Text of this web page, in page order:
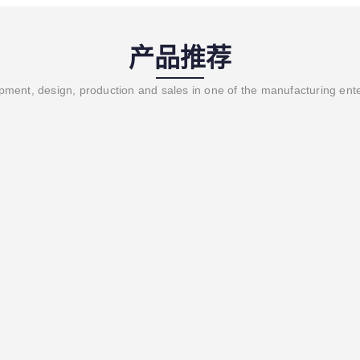
产品推荐
design, production and sales in one of the manufacturing